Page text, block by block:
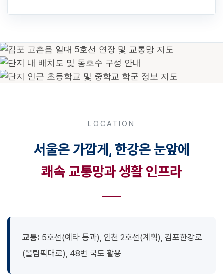
LOCATION
서울은 가깝게, 한강은 눈앞에
쾌속 교통망과 생활 인프라
교통: 5호선(예타 통과), 인천 2호선(계획), 김포한강로
(올림픽대로), 48번 국도 활용